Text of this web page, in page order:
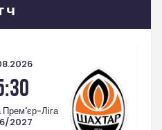
Прем'єр-Ліга
2027